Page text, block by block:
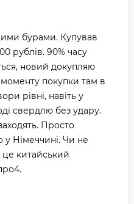
бурами. Купував
рублів. 90% часу
новий докупляю
моменту покупки там в
рівні, навіть у
свердлю без удару.
Просто
у Німеччині. Чи не
це китайський